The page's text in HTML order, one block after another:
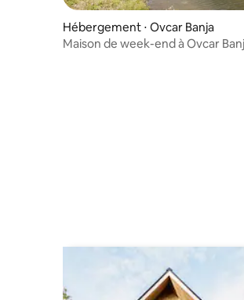
Hébergement ⋅ Ovcar Banja
Maison de week-end à Ovcar